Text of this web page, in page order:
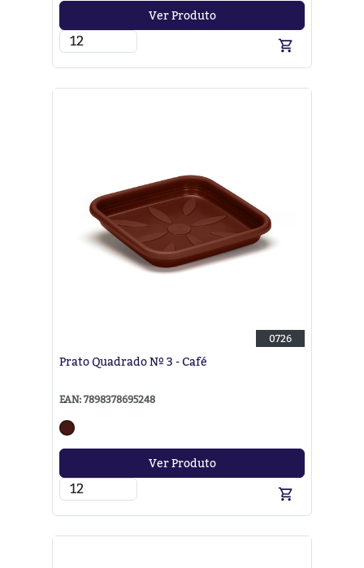
Ver Produto
0726
Prato Quadrado Nº 3 - Café
EAN: 7898378695248
Ver Produto